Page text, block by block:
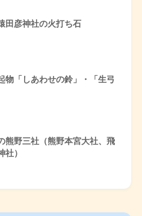
田彦神社の火打ち石
物「しあわせの鈴」・「生弓
熊野三社（熊野本宮大社、飛
）